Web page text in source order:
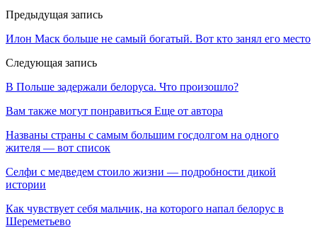
Предыдущая запись
Илон Маск больше не самый богатый. Вот кто занял его место
Следующая запись
В Польше задержали белоруса. Что произошло?
Вам также могут понравиться Еще от автора
Названы страны с самым большим госдолгом на одного
жителя — вот список
Селфи с медведем стоило жизни — подробности дикой
истории
Как чувствует себя мальчик, на которого напал белорус в
Шереметьево